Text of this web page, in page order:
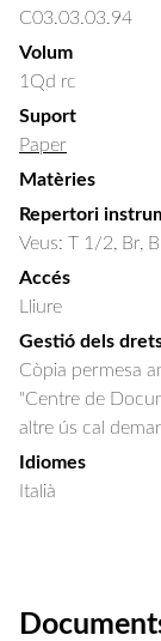
C03.03.03.94
Volum
1Qd rc
Suport
Paper
Matèries
Repertori
Veus: T 1/2, Br, B
Accés
Lliure
Gestió dels
Còpia permesa
"Centre de
altre ús cal
Idiomes
Italià